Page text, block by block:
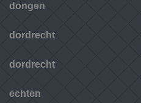
dongen
dordrecht
dordrecht
echten